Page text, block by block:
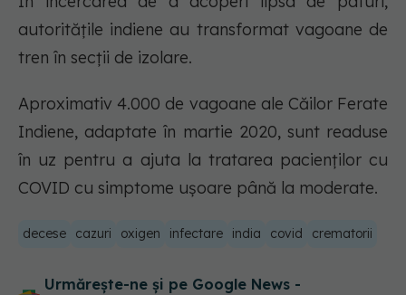
autoritățile indiene au transformat vagoane de
tren în secții de izolare.
Aproximativ 4.000 de vagoane ale Căilor Ferate
Indiene, adaptate în martie 2020, sunt readuse
în uz pentru a ajuta la tratarea pacienților cu
COVID cu simptome ușoare până la moderate.
decese cazuri oxigen infectare india covid crematorii
Urmărește-ne și pe Google News -